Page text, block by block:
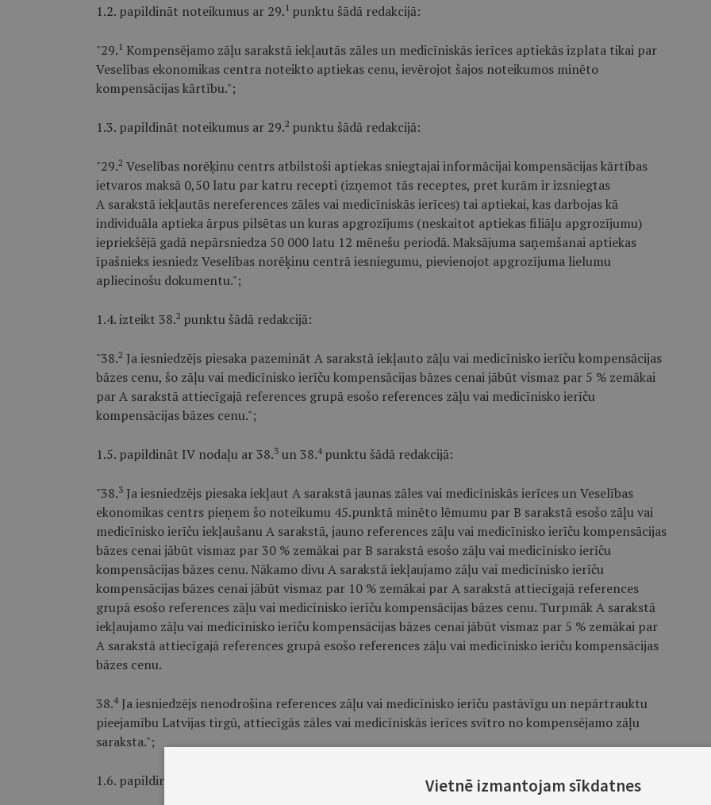
1.2. papildināt noteikumus ar 29. 1 punktu šādā redakcijā:
"29. 1 Kompensējamo zāļu sarakstā iekļautās zāles un medicīniskās ierīces aptiekās izplata tikai par
Veselības ekonomikas centra noteikto aptiekas cenu, ievērojot šajos noteikumos minēto
kompensācijas kārtību.";
1.3. papildināt noteikumus ar 29.2 punktu šādā redakcijā:
"29.2 Veselības norēķinu centrs atbilstoši aptiekas sniegtajai informācijai kompensācijas kārtības
ietvaros maksā 0,50 latu par katru recepti (izņemot tās receptes, pret kurām ir izsniegtas
A sarakstā iekļautās nereferences zāles vai medicīniskās ierīces) tai aptiekai, kas darbojas kā
individuāla aptieka ārpus pilsētas un kuras apgrozījums (neskaitot aptiekas filiāļu apgrozījumu)
iepriekšējā gadā nepārsniedza 50 000 latu 12 mēnešu periodā. Maksājuma saņemšanai aptiekas
īpašnieks iesniedz Veselības norēķinu centrā iesniegumu, pievienojot apgrozījuma lielumu
apliecinošu dokumentu.";
1.4. izteikt 38.2 punktu šādā redakcijā:
"38.2 Ja iesniedzējs piesaka pazemināt A sarakstā iekļauto zāļu vai medicīnisko ierīču kompensācijas
bāzes cenu, šo zāļu vai medicīnisko ierīču kompensācijas bāzes cenai jābūt vismaz par 5 % zemākai
par A sarakstā attiecīgajā references grupā esošo references zāļu vai medicīnisko ierīču
kompensācijas bāzes cenu.";
1.5. papildināt IV nodaļu ar 38.3un 38.4 punktu šādā redakcijā:
"38.3Ja iesniedzējs piesaka iekļaut A sarakstā jaunas zāles vai medicīniskās ierīces un Veselības
ekonomikas centrs pieņem šo noteikumu 45.punktā minēto lēmumu par B sarakstā esošo zāļu vai
medicīnisko ierīču iekļaušanu A sarakstā, jauno references zāļu vai medicīnisko ierīču kompensācijas
bāzes cenai jābūt vismaz par 30 % zemākai par B sarakstā esošo zāļu vai medicīnisko ierīču
kompensācijas bāzes cenu. Nākamo divu A sarakstā iekļaujamo zāļu vai medicīnisko ierīču
kompensācijas bāzes cenai jābūt vismaz par 10 % zemākai par A sarakstā attiecīgajā references
grupā esošo references zāļu vai medicīnisko ierīču kompensācijas bāzes cenu. Turpmāk A sarakstā
iekļaujamo zāļu vai medicīnisko ierīču kompensācijas bāzes cenai jābūt vismaz par 5 % zemākai par
A sarakstā attiecīgajā references grupā esošo references zāļu vai medicīnisko ierīču kompensācijas
bāzes cenu.
38.4Ja iesniedzējs nenodrošina references zāļu vai medicīnisko ierīču pastāvīgu un nepārtrauktu
pieejamību Latvijas tirgū, attiecīgās zāles vai medicīniskās ierīces svītro no kompensējamo zāļu
saraksta.";
1.6. papildināt noteikumus ar 44. Vietnē izmantojam sīkdatnes